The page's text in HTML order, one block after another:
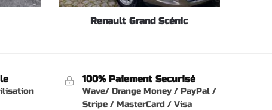
Renault Grand Scénic
100% Paiement Securisé
Wave/ Orange Money / PayPal /
Stripe / MasterCard / Visa